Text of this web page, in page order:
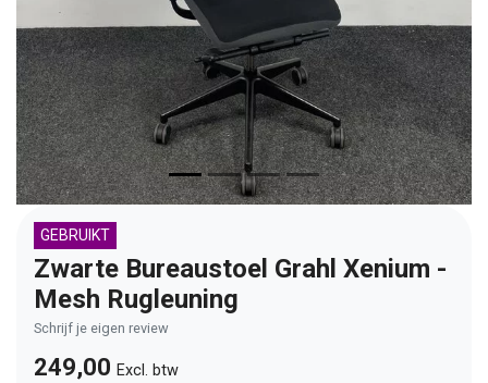
GEBRUIKT
Zwarte Bureaustoel Grahl Xenium -
Mesh Rugleuning
Schrijf je eigen review
249,00 Excl. btw